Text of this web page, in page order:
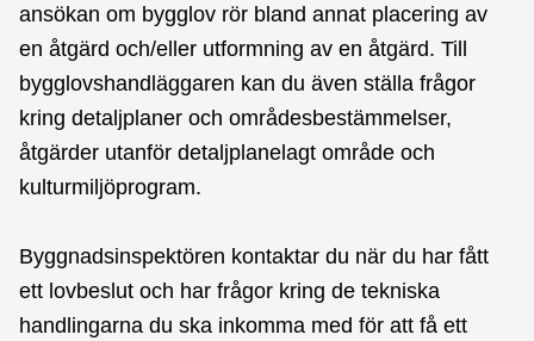
ansökan om bygglov rör bland annat placering av
en åtgärd och/eller utformning av en åtgärd. Till
bygglovshandläggaren kan du även ställa frågor
kring detaljplaner och områdesbestämmelser,
åtgärder utanför detaljplanelagt område och
kulturmiljöprogram.
Byggnadsinspektören kontaktar du när du har fått
ett lovbeslut och har frågor kring de tekniska
handlingarna du ska inkomma med för att få ett